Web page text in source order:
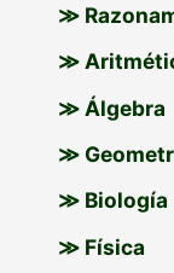
r
p
o
≫
≫
≫ Álgebra
≫
≫ Biología
≫ Física